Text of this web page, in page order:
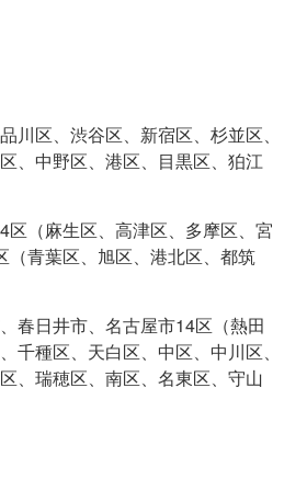
川区、渋谷区、新宿区、杉並区、
、中野区、港区、目黒区、狛江
区（麻生区、高津区、多摩区、宮
（青葉区、旭区、港北区、都筑
春日井市、名古屋市14区（熱田
千種区、天白区、中区、中川区、
、瑞穂区、南区、名東区、守山